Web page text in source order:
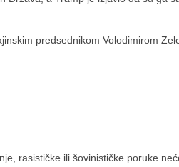
predsednikom Volodimirom
rasističke ili šovinističke poruke